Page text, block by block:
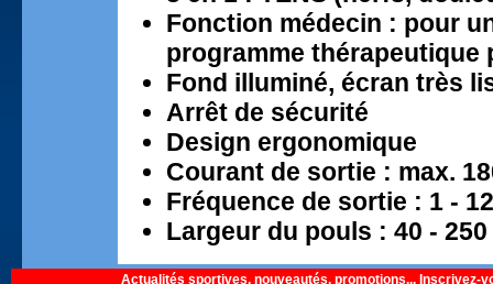
Fonction médecin : pour
programme thérapeutique
Fond illuminé, écran très
Arrêt de sécurité
Design ergonomique
Courant de sortie : max.
Fréquence de sortie : 1 -
Largeur du pouls : 40 -
Actualités sportives, nouveautés, promotions... Inscrivez-